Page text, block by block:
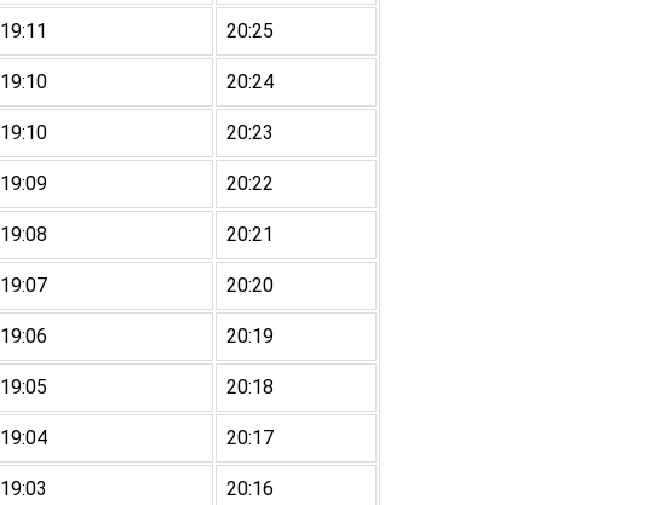
19:11 20:25
19:10 20:24
19:10 20:23
19:09 20:22
19:08 20:21
19:07 20:20
19:06 20:19
19:05 20:18
19:04 20:17
19:03 20:16